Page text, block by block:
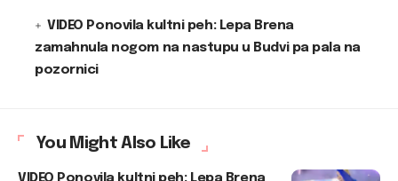
VIDEO Ponovila kultni peh: Lepa Brena
zamahnula nogom na nastupu u Budvi pa pala na
pozornici
You Might Also Like